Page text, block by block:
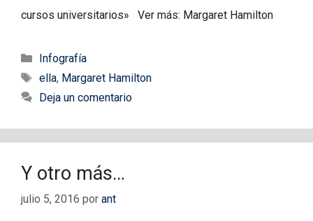
cursos universitarios» Ver más: Margaret Hamilton
Categorías
Infografía
Etiquetas
ella, Margaret Hamilton
Deja un comentario
Y otro más…
julio 5, 2016 por ant